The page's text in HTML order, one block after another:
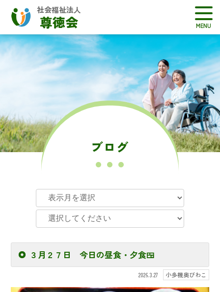
社会福祉法人
尊徳会
ブログ
３月２７日 今日の昼食・夕食🍱
2026.3.27 小多機奥びわこ